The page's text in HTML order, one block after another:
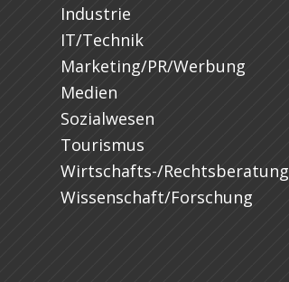
Industrie
IT/Technik
Marketing/PR/Werbung
Medien
Sozialwesen
Tourismus
Wirtschafts-/Rechtsberatung
Wissenschaft/Forschung